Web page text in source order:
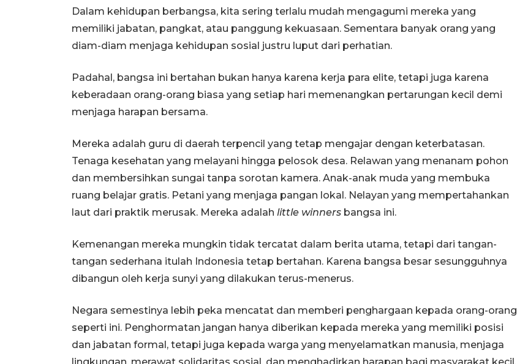
Dalam kehidupan berbangsa, kita sering terlalu mudah mengagumi mereka yang
memiliki jabatan, pangkat, atau panggung kekuasaan. Sementara banyak orang yang
diam-diam menjaga kehidupan sosial justru luput dari perhatian.
Padahal, bangsa ini bertahan bukan hanya karena kerja para elite, tetapi juga karena
keberadaan orang-orang biasa yang setiap hari memenangkan pertarungan kecil demi
menjaga harapan bersama.
Mereka adalah guru di daerah terpencil yang tetap mengajar dengan keterbatasan.
Tenaga kesehatan yang melayani hingga pelosok desa. Relawan yang menanam pohon
dan membersihkan sungai tanpa sorotan kamera. Anak-anak muda yang membuka
ruang belajar gratis. Petani yang menjaga pangan lokal. Nelayan yang mempertahankan
laut dari praktik merusak. Mereka adalah little winners bangsa ini.
Kemenangan mereka mungkin tidak tercatat dalam berita utama, tetapi dari tangan-
tangan sederhana itulah Indonesia tetap bertahan. Karena bangsa besar sesungguhnya
dibangun oleh kerja sunyi yang dilakukan terus-menerus.
Negara semestinya lebih peka mencatat dan memberi penghargaan kepada orang-orang
seperti ini. Penghormatan jangan hanya diberikan kepada mereka yang memiliki posisi
dan jabatan formal, tetapi juga kepada warga yang menyelamatkan manusia, menjaga
lingkungan, merawat solidaritas sosial, dan menghadirkan harapan bagi masyarakat kecil.